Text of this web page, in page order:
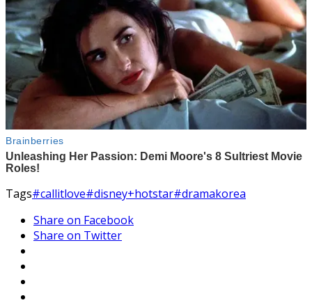
Tags#callitlove#disney+hotstar#dramakorea
Share on Facebook
Share on Twitter